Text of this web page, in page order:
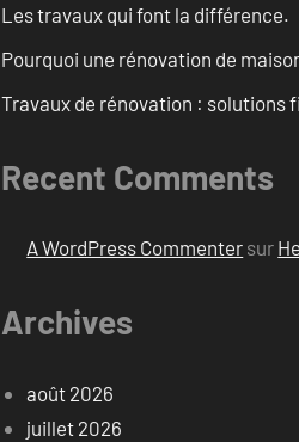
Les travaux qui font la différence.
Pourquoi une rénovation de
Travaux de rénovation : solutions
Recent Comments
A WordPress Commenter sur
Archives
août 2026
juillet 2026